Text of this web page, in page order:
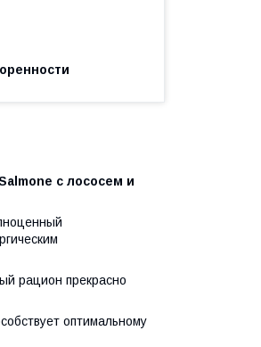
с лососем и
рацион прекрасно
оптимальному